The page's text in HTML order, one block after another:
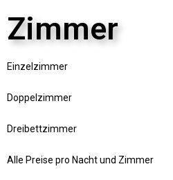
Zimmer
Einzelzimmer
Doppelzimmer
Dreibettzimmer
Alle Preise pro Nacht und Zimmer